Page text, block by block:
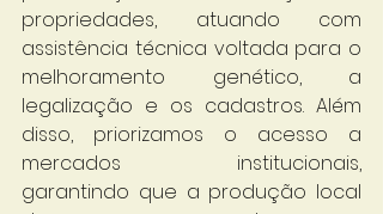
propriedades, atuando com
assistência técnica voltada para o
melhoramento genético, a
legalização e os cadastros. Além
disso, priorizamos o acesso a
mercados institucionais,
garantindo que a produção local